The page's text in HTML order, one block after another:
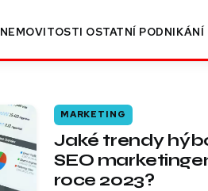
NEMOVITOSTI OSTATNÍ PODNIKÁNÍ
Jaké trendy
SEO
roce 2023?
MARKETING